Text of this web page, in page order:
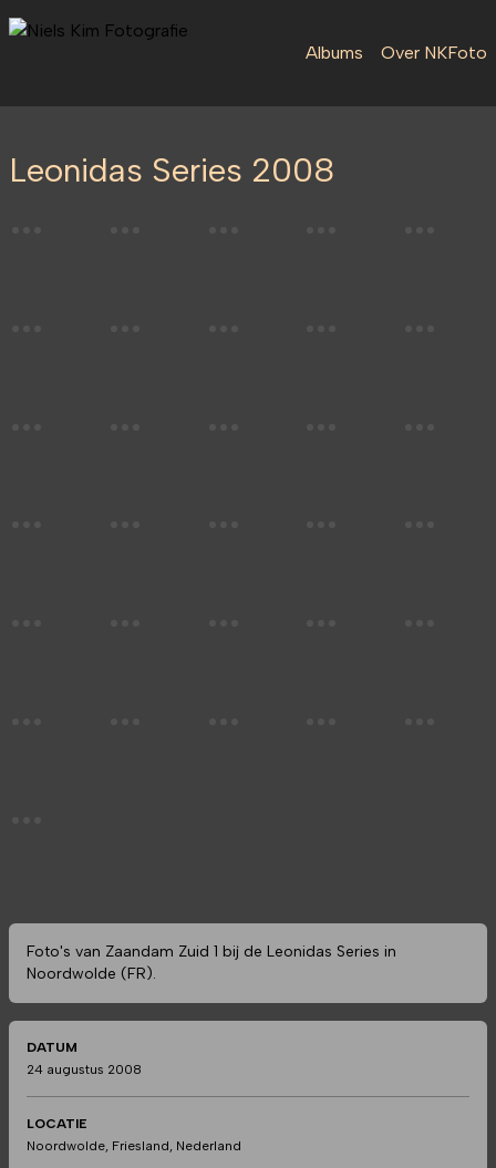
Albums Over NKFoto
Leonidas Series 2008
Foto's van Zaandam Zuid 1 bij de Leonidas Series in
Noordwolde (FR).
DATUM
24 augustus 2008
LOCATIE
Noordwolde, Friesland, Nederland